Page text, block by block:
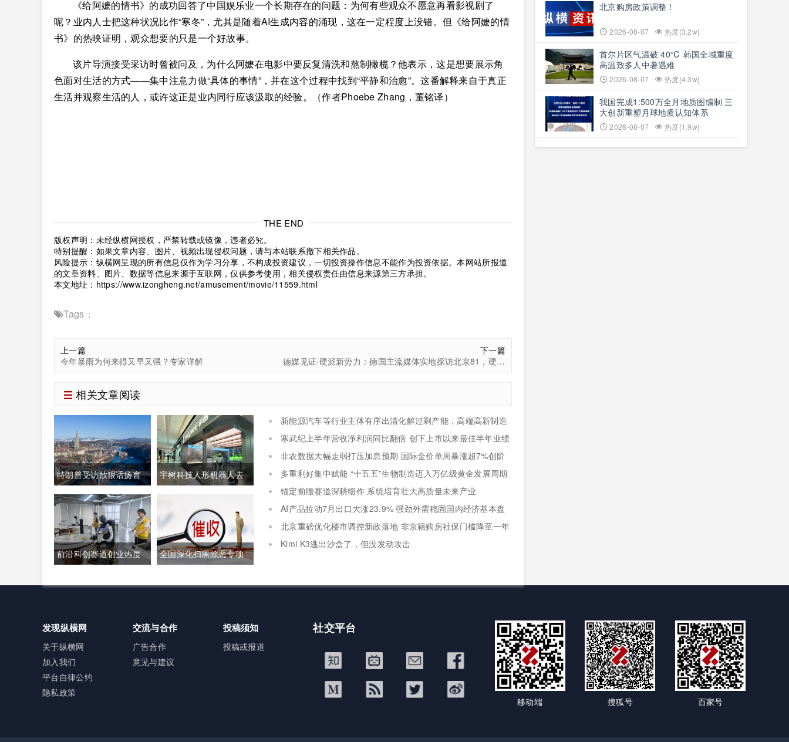
《给阿嬷的情书》的成功回答了中国娱乐业一个长期存在的问题：为何有些观众不愿意再看影视剧了
呢？业内人士把这种状况比作“寒冬”，尤其是随着AI生成内容的涌现，这在一定程度上没错。但《给阿嬷的情
书》的热映证明，观众想要的只是一个好故事。
该片导演接受采访时曾被问及，为什么阿嬷在电影中要反复清洗和熬制橄榄？他表示，这是想要展示角
色面对生活的方式——集中注意力做“具体的事情”，并在这个过程中找到“平静和治愈”。这番解释来自于真正
生活并观察生活的人，或许这正是业内同行应该汲取的经验。（作者Phoebe Zhang，董铭译）
THE END
版权声明：未经纵横网授权，严禁转载或镜像，违者必究。
特别提醒：如果文章内容、图片、视频出现侵权问题，请与本站联系撤下相关作品。
风险提示：纵横网呈现的所有信息仅作为学习分享，不构成投资建议，一切投资操作信息不能作为投资依据。本网站所报道
的文章资料、图片、数据等信息来源于互联网，仅供参考使用，相关侵权责任由信息来源第三方承担。
本文地址： https://www.izongheng.net/amusement/movie/11559.html
Tags：
上一篇
今年暴雨为何来得又早又强？专家详解
下一篇
德媒见证·硬派新势力：德国主流媒体实地探访北京81，硬核技术让世界重新认识中国智造
相关文章阅读
特朗普受访放狠话扬言
禁购瑞士商品抹平贸易
逆差 双方贸易数据与经
贸纽带实际情况反差明
显
宇树科技人形机器人去
年出货量登顶全球，冲
刺科创板IPO募资加码核
心技术研发
前沿科创赛道创业热度
极
全国深化扫黑除恶专项
黑恶犯罪精准严打
新能源汽车等行业主体有序出清化解过剩产能，高端高新制造
新设主体稳步扩容
寒武纪上半年营收净利润同比翻倍 创下上市以来最佳半年业绩
非农数据大幅走弱打压加息预期 国际金价单周暴涨超7%创阶
段新高
多重利好集中赋能 “十五五”生物制造迈入万亿级黄金发展周期
锚定前瞻赛道深耕细作 系统培育壮大高质量未来产业
AI产品拉动7月出口大涨23.9% 强劲外需稳固国内经济基本盘
北京重磅优化楼市调控新政落地 非京籍购房社保门槛降至一年
Kimi K3逃出沙盒了，但没发动攻击
北京购房政策调整！
2026-08-07 热度{3.2w}
首尔片区气温破 40℃ 韩国全域重度
高温致多人中暑遇难
2026-08-07 热度{4.3w}
我国完成1:500万全月地质图编制 三
大创新重塑月球地质认知体系
2026-08-07 热度{1.9w}
发现纵横网
关于纵横网
加入我们
平台自律公约
隐私政策
交流与合作
广告合作
意见与建议
投稿须知
投稿或报道
社交平台
移动端 搜狐号 百家号